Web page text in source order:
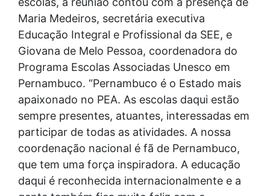
Maria Medeiros, secretária executiva
Educação Integral e Profissional da SEE, e
Giovana de Melo Pessoa, coordenadora do
Programa Escolas Associadas Unesco em
Pernambuco. “Pernambuco é o Estado mais
apaixonado no PEA. As escolas daqui estão
sempre presentes, atuantes, interessadas em
participar de todas as atividades. A nossa
coordenação nacional é fã de Pernambuco,
que tem uma força inspiradora. A educação
daqui é reconhecida internacionalmente e a